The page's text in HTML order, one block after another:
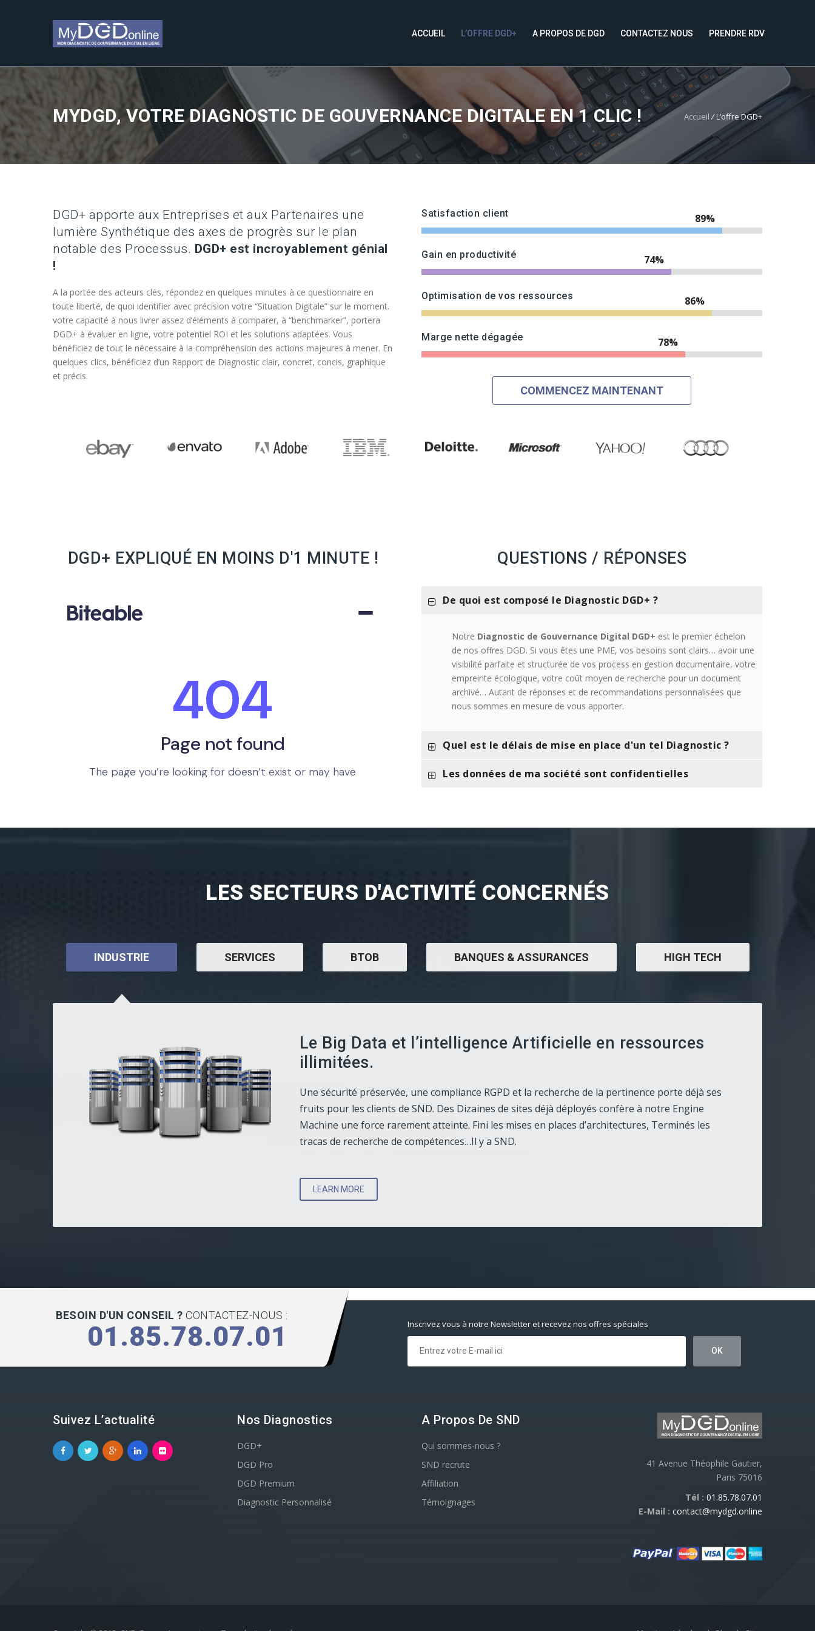
ACCUEIL L’OFFRE DGD+ A PROPOS DE DGD CONTACTEZ NOUS PRENDRE RDV
MYDGD, VOTRE DIAGNOSTIC DE GOUVERNANCE DIGITALE EN 1 CLIC ! Accueil /L’offre DGD+
DGD+ apporte aux Entreprises et aux Partenaires une
lumière Synthétique des axes de progrès sur le plan
notable des Processus. DGD+ est incroyablement génial
!
A la portée des acteurs clés, répondez en quelques minutes à ce questionnaire en
toute liberté, de quoi identifier avec précision votre “Situation Digitale” sur le moment.
votre capacité à nous livrer assez d’éléments à comparer, à “benchmarker”, portera
DGD+ à évaluer en ligne, votre potentiel ROI et les solutions adaptées. Vous
bénéficiez de tout le nécessaire à la compréhension des actions majeures à mener. En
quelques clics, bénéficiez d’un Rapport de Diagnostic clair, concret, concis, graphique
et précis.
Satisfaction client 94%
Gain en productivité 79%
Optimisation de vos ressources 91%
Marge nette dégagée 83%
COMMENCEZ MAINTENANT
DGD+ EXPLIQUÉ EN MOINS D'1 MINUTE ! QUESTIONS / RÉPONSES
De quoi est composé le Diagnostic DGD+ ?
Notre Diagnostic de Gouvernance Digital DGD+ est le premier échelon
de nos offres DGD. Si vous êtes une PME, vos besoins sont clairs… avoir une
visibilité parfaite et structurée de vos process en gestion documentaire, votre
empreinte écologique, votre coût moyen de recherche pour un document
archivé… Autant de réponses et de recommandations personnalisées que
nous sommes en mesure de vous apporter.
Quel est le délais de mise en place d'un tel Diagnostic ?
Les données de ma société sont confidentielles
LES SECTEURS D'ACTIVITÉ CONCERNÉS
INDUSTRIE SERVICES BTOB BANQUES & ASSURANCES HIGH TECH
Le Big Data et l’intelligence Artificielle en ressources
illimitées.
Une sécurité préservée, une compliance RGPD et la recherche de la pertinence porte déjà ses
fruits pour les clients de SND. Des Dizaines de sites déjà déployés confère à notre Engine
Machine une force rarement atteinte. Fini les mises en places d’architectures, Terminés les
tracas de recherche de compétences…Il y a SND.
LEARN MORE
BESOIN D'UN CONSEIL ? CONTACTEZ-NOUS :
01.85.78.07.01 Inscrivez vous à notre Newsletter et recevez nos offres spéciales
Suivez L’actualité Nos Diagnostics
DGD+
DGD Pro
DGD Premium
Diagnostic Personnalisé
A Propos De SND
Qui sommes-nous ?
SND recrute
Affiliation
Témoignages
41 Avenue Théophile Gautier,
Paris 75016
Tél : 01.85.78.07.01
E-Mail : contact@mydgd.online